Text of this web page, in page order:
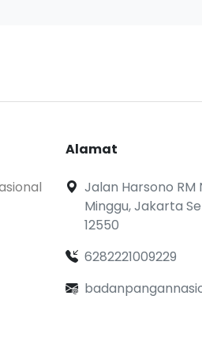
Alamat
Jalan Harsono RM
Minggu, Jakarta
12550
6282221009229